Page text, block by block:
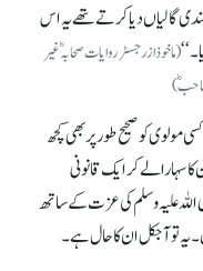
گالیاں دیا کرتے تھے یہ اس
(ماخوذازرجسٹر روایات صحابہؓ غیر
مولوی کو صحیح طور پر بھی کچھ
کا سہارا لے کر ایک قانونی
علیہ وسلم کی عزت کے ساتھ
یہ تو آجکل ان کاحال ہے۔